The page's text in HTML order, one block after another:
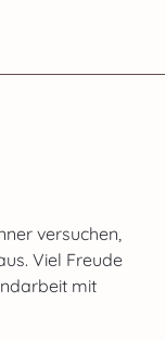
versuchen,
Viel Freude
mit